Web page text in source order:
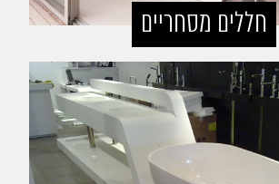
חללים מסחריים